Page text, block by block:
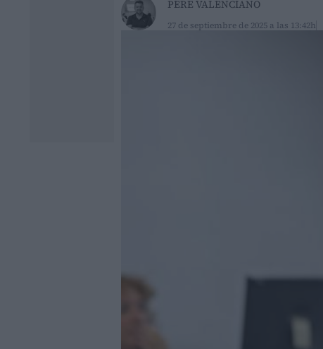
PERE VALENCIANO
27 de septiembre de 2025 a las 13:42h